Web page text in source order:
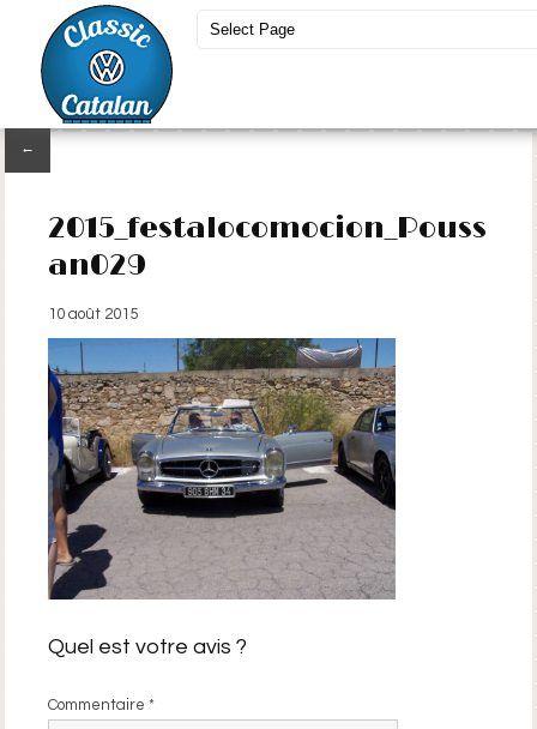
←
2015_festalocomocion_Pouss
an029
10 août 2015
Quel est votre avis ?
Commentaire *